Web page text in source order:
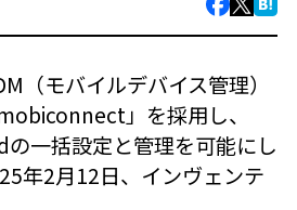
（モバイルデバイス管理）
」を採用し、
一括設定と管理を可能にし
年2月12日、インヴェンテ